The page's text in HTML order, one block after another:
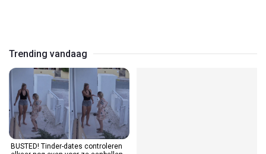
Trending vandaag
BUSTED! Tinder-dates controleren